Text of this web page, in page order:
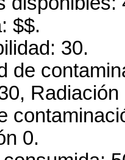
$$.
30.
de
Radiación
0.